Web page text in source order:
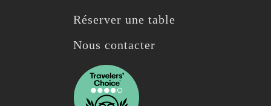
Réserver une table
Nous contacter